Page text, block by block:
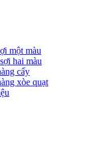
một màu
hai màu
cấy
xòe quạt